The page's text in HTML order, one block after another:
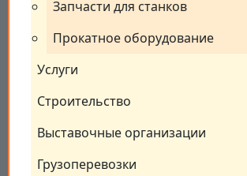
Запчасти для станков
Прокатное оборудование
Услуги
Строительство
Выставочные организации
Грузоперевозки